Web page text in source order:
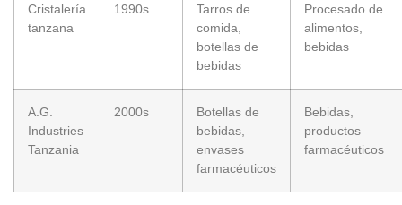
Cristalería
tanzana
1990s
Tarros de
comida,
botellas de
bebidas
Procesado de
alimentos,
bebidas
A.G.
Industries
Tanzania
2000s
Botellas de
bebidas,
envases
farmacéuticos
Bebidas,
productos
farmacéuticos